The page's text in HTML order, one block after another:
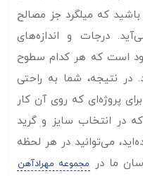
که میلگرد جز مصالح
درجات و اندازه‌های
است که هر کدام سطوح
در نتیجه، شما به راحتی
پروژه‌ای که روی آن کار
در انتخاب سایز و گرید
می‌توانید در هر لحظه
ما در
مجموعه مهرادآهن